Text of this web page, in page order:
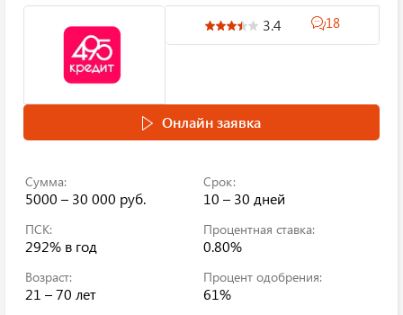
3.4 18
Онлайн заявка
Сумма:
5000 – 30 000 руб.
Срок:
10 – 30 дней
ПСК:
292% в год
Процентная ставка:
0.80%
Возраст:
21 – 70 лет
Процент одобрения:
61%